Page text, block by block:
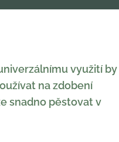
využití by
na zdobení
snadno pěstovat v